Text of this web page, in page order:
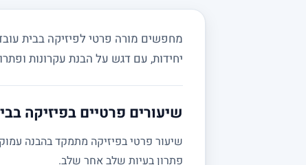
יחידות, עם דגש על הבנת עקרונות
שיעורים פרטיים בפיזיקה
שיעור פרטי בפיזיקה מתמקד בהבנה
פתרון בעיות שלב אחר שלב.